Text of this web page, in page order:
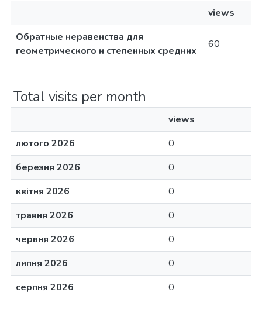
views
Обратные неравенства для
геометрического и степенных средних
60
Total visits per month
views
лютого 2026
0
березня 2026
0
квітня 2026
0
травня 2026
0
червня 2026
0
липня 2026
0
серпня 2026
0